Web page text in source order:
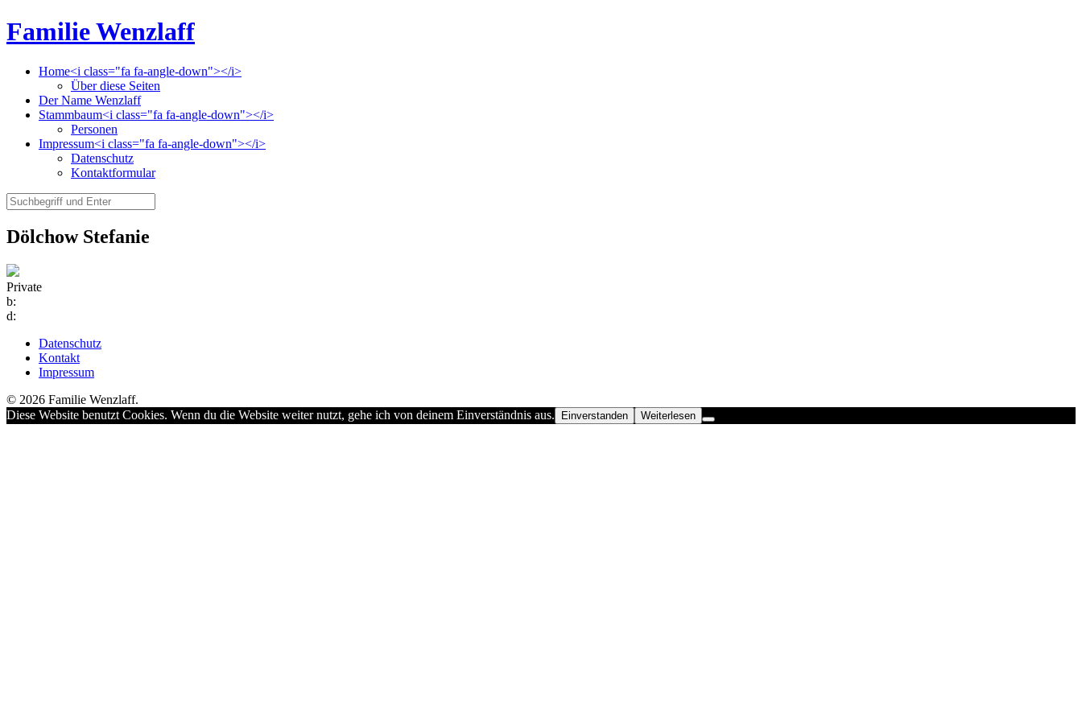
Familie Wenzlaff
Home<i class="fa fa-angle-down"></i>
Über diese Seiten
Der Name Wenzlaff
Stammbaum<i class="fa fa-angle-down"></i>
Personen
Impressum<i class="fa fa-angle-down"></i>
Datenschutz
Kontaktformular
Dölchow Stefanie
Private
b:
d:
Datenschutz
Kontakt
Impressum
© 2026 Familie Wenzlaff.
Diese Website benutzt Cookies. Wenn du die Website weiter nutzt, gehe ich von deinem Einverständnis aus.
Einverstanden Weiterlesen